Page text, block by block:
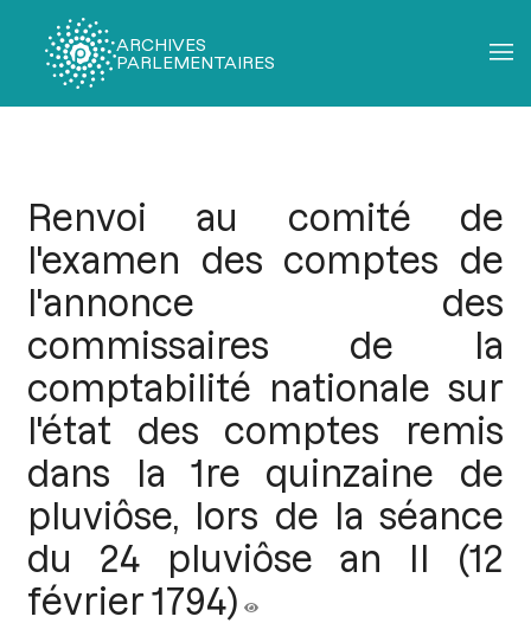
ARCHIVES
PARLEMENTAIRES
Renvoi au comité de
l'examen des comptes de
l'annonce des
commissaires de la
comptabilité nationale sur
l'état des comptes remis
dans la 1re quinzaine de
pluviôse, lors de la séance
du 24 pluviôse an II (12
février 1794)